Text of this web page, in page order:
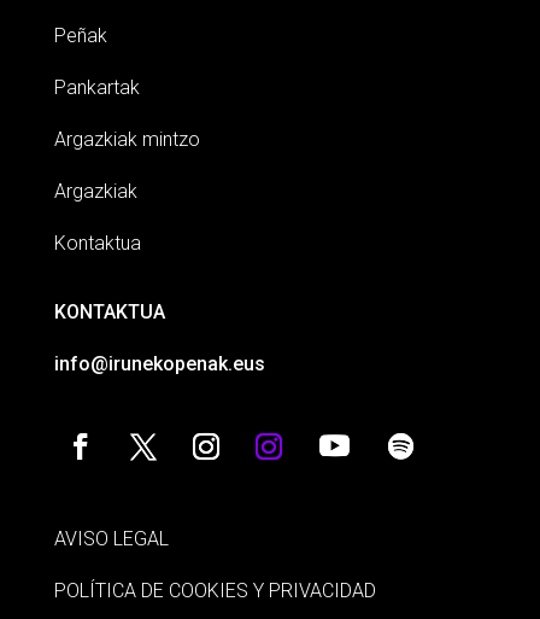
Peñak
Pankartak
Argazkiak mintzo
Argazkiak
Kontaktua
KONTAKTUA
info@irunekopenak.eus
AVISO LEGAL
POLÍTICA DE COOKIES Y PRIVACIDAD